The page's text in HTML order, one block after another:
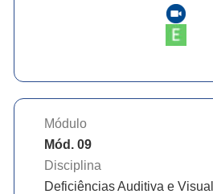
Módulo
Mód. 09
Disciplina
Deficiências Auditiva e Visual